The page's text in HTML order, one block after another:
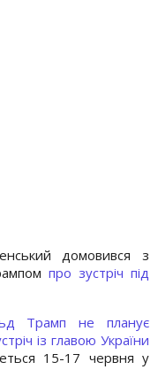
домовився з
про зустріч під
Трамп не планує
із главою України
15-17 червня у